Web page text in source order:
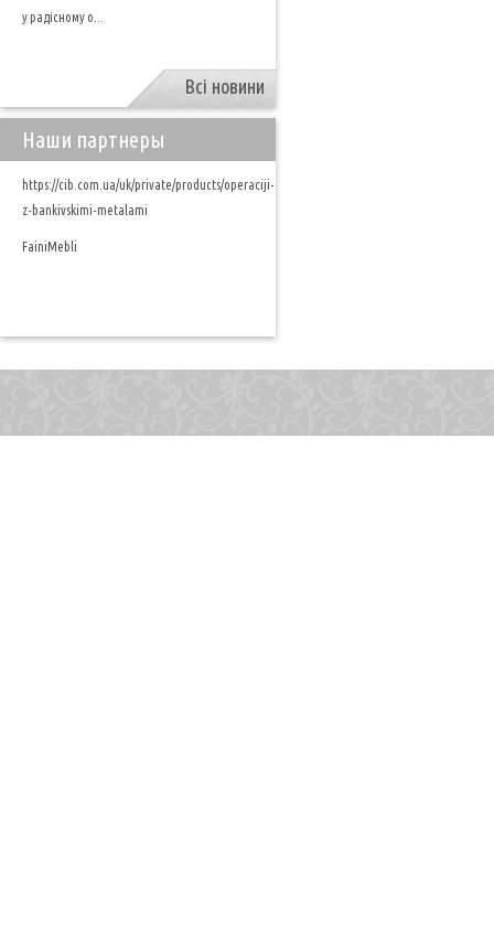
у радісному о...
Всі новини
Наши партнеры
https://cib.com.ua/uk/private/products/operaciji-
z-bankivskimi-metalami
FainiMebli